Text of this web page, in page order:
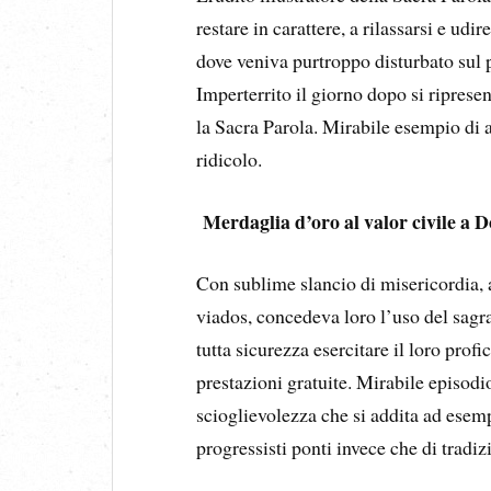
restare in carattere, a rilassarsi e
dove veniva purtroppo disturbato
Imperterrito il giorno dopo si
la Sacra Parola. Mirabile esempio di
ridicolo.
Merdaglia d’oro al valor civile a
Con sublime slancio di
viados, concedeva loro l’uso del
tutta sicurezza esercitare il loro
prestazioni gratuite. Mirabile
scioglievolezza che si addita ad
progressisti ponti invece che di